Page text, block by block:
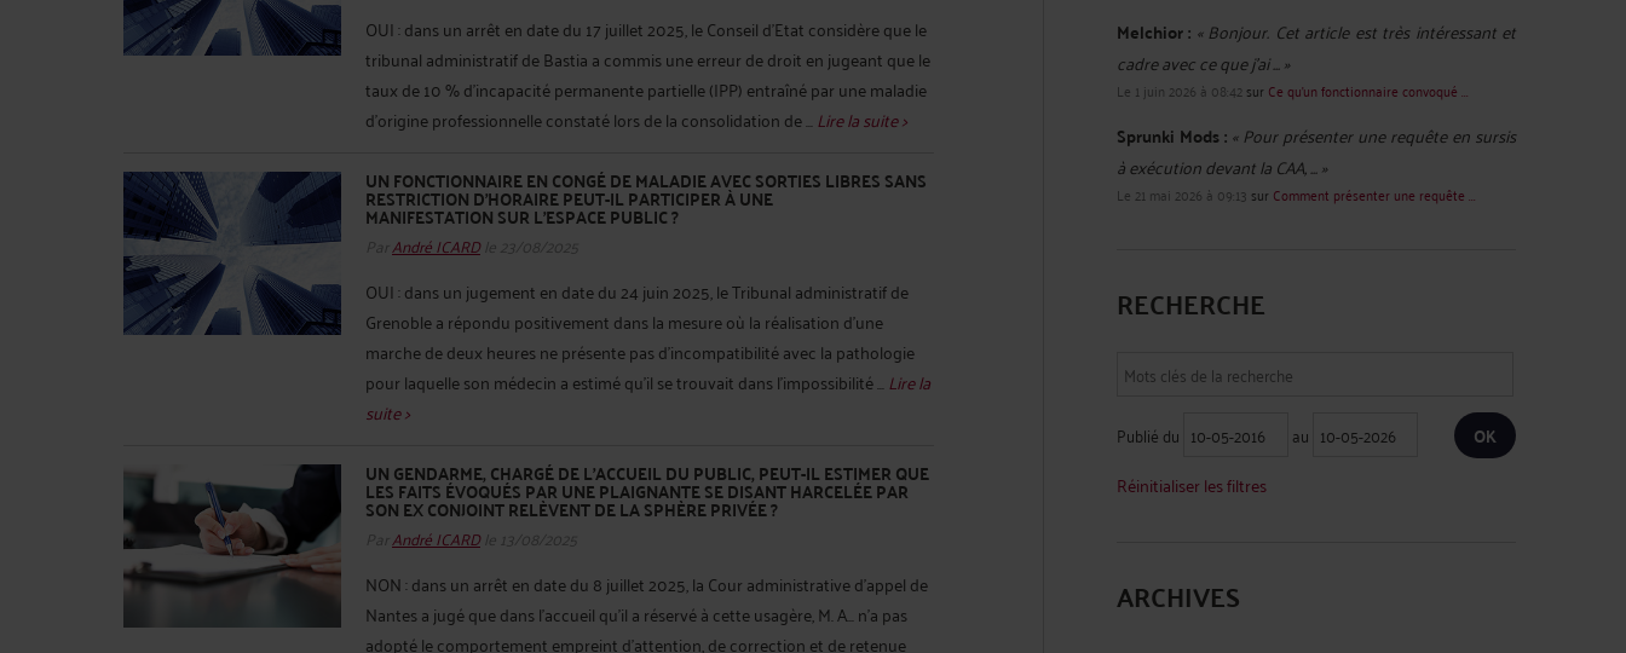
OUI : dans un arrêt en date du 17 juillet 2025, le Conseil d’Etat considère que le
tribunal administratif de Bastia a commis une erreur de droit en jugeant que le
taux de 10 % d'incapacité permanente partielle (IPP) entraîné par une maladie
d’origine professionnelle constaté lors de la consolidation de ...Lire la suite >
UN FONCTIONNAIRE EN CONGÉ DE MALADIE AVEC SORTIES LIBRES SANS
RESTRICTION D’HORAIRE PEUT-IL PARTICIPER À UNE
MANIFESTATION SUR L'ESPACE PUBLIC ?
ParAndré ICARDle 23/08/2025
OUI : dans un jugement en date du 24 juin 2025, le Tribunal administratif de
Grenoble a répondu positivement dans la mesure où la réalisation d'une
marche de deux heures ne présente pas d'incompatibilité avec la pathologie
pour laquelle son médecin a estimé qu'il se trouvait dans l'impossibilité ...Lire la
suite >
UN GENDARME, CHARGÉ DE L’ACCUEIL DU PUBLIC, PEUT-IL ESTIMER QUE
LES FAITS ÉVOQUÉS PAR UNE PLAIGNANTE SE DISANT HARCELÉE PAR
SON EX CONJOINT RELÈVENT DE LA SPHÈRE PRIVÉE ?
ParAndré ICARDle 13/08/2025
NON : dans un arrêt en date du 8 juillet 2025, la Cour administrative d’appel de
Nantes a jugé que dans l'accueil qu'il a réservé à cette usagère, M. A... n'a pas
adopté le comportement empreint d'attention, de correction et de retenue
Melchior : « Bonjour. Cet article est très intéressant et
cadre avec ce que j'ai ... »
Le 1 juin 2026 à 08:42sur Ce qu’un fonctionnaire convoqué ...
Sprunki Mods : « Pour présenter une requête en sursis
à exécution devant la CAA, ... »
Le 21 mai 2026 à 09:13 sur Comment présenter une requête ...
RECHERCHE
Publié du
au
Réinitialiser les filtres
ARCHIVES